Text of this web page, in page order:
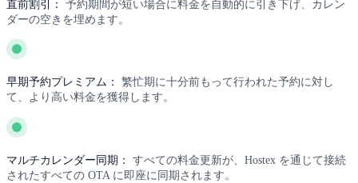
直前割引：
予約期間が短い場合に料金を自動的に引き下げ、カレン
ダーの空きを埋めます。
早期予約プレミアム：
繁忙期に十分前もって行われた予約に対し
て、より高い料金を獲得します。
マルチカレンダー同期：
すべての料金更新が、Hostex を通じて接続
されたすべての OTA に即座に同期されます。